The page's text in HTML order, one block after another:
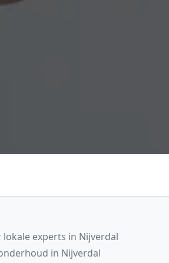
experts in Nijverdal
in Nijverdal